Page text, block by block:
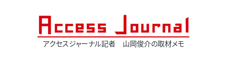
アクセスジャーナル記者 山岡俊介の取材メモ